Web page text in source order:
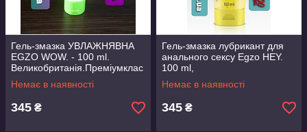
Гель-змазка УВЛАЖНЯВНА
EGZO WOW. - 100 ml.
Великобританія.Преміумклас
.Немає в наявності
345 ₴
Гель-змазка лубрикант для
анального сексу Egzo HEY.
100 ml,
Великобританія.Преміум'якіс
ть!
Немає в наявності
345 ₴